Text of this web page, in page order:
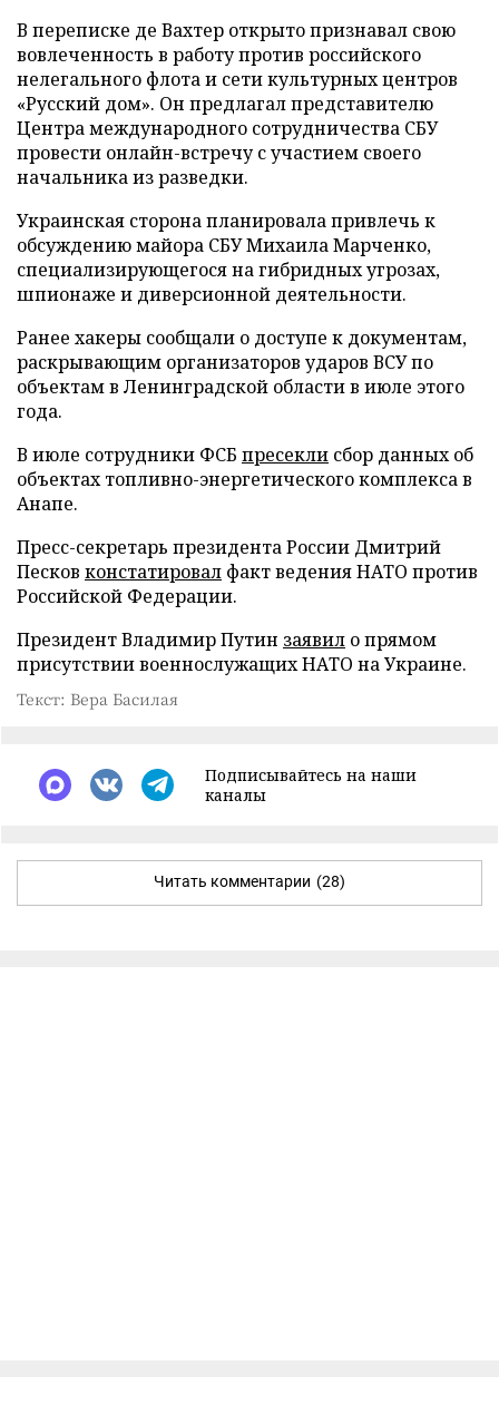
В переписке де Вахтер открыто признавал свою
вовлеченность в работу против российского
нелегального флота и сети культурных центров
«Русский дом». Он предлагал представителю
Центра международного сотрудничества СБУ
провести онлайн-встречу с участием своего
начальника из разведки.
Украинская сторона планировала привлечь к
обсуждению майора СБУ Михаила Марченко,
специализирующегося на гибридных угрозах,
шпионаже и диверсионной деятельности.
Ранее хакеры сообщали о доступе к документам,
раскрывающим организаторов ударов ВСУ по
объектам в Ленинградской области в июле этого
года.
В июле сотрудники ФСБ пресекли сбор данных об
объектах топливно-энергетического комплекса в
Анапе.
Пресс-секретарь президента России Дмитрий
Песков констатировал факт ведения НАТО против
Российской Федерации.
Президент Владимир Путин заявил о прямом
присутствии военнослужащих НАТО на Украине.
Текст: Вера Басилая
Подписывайтесь на наши
каналы
Читать комментарии (28)